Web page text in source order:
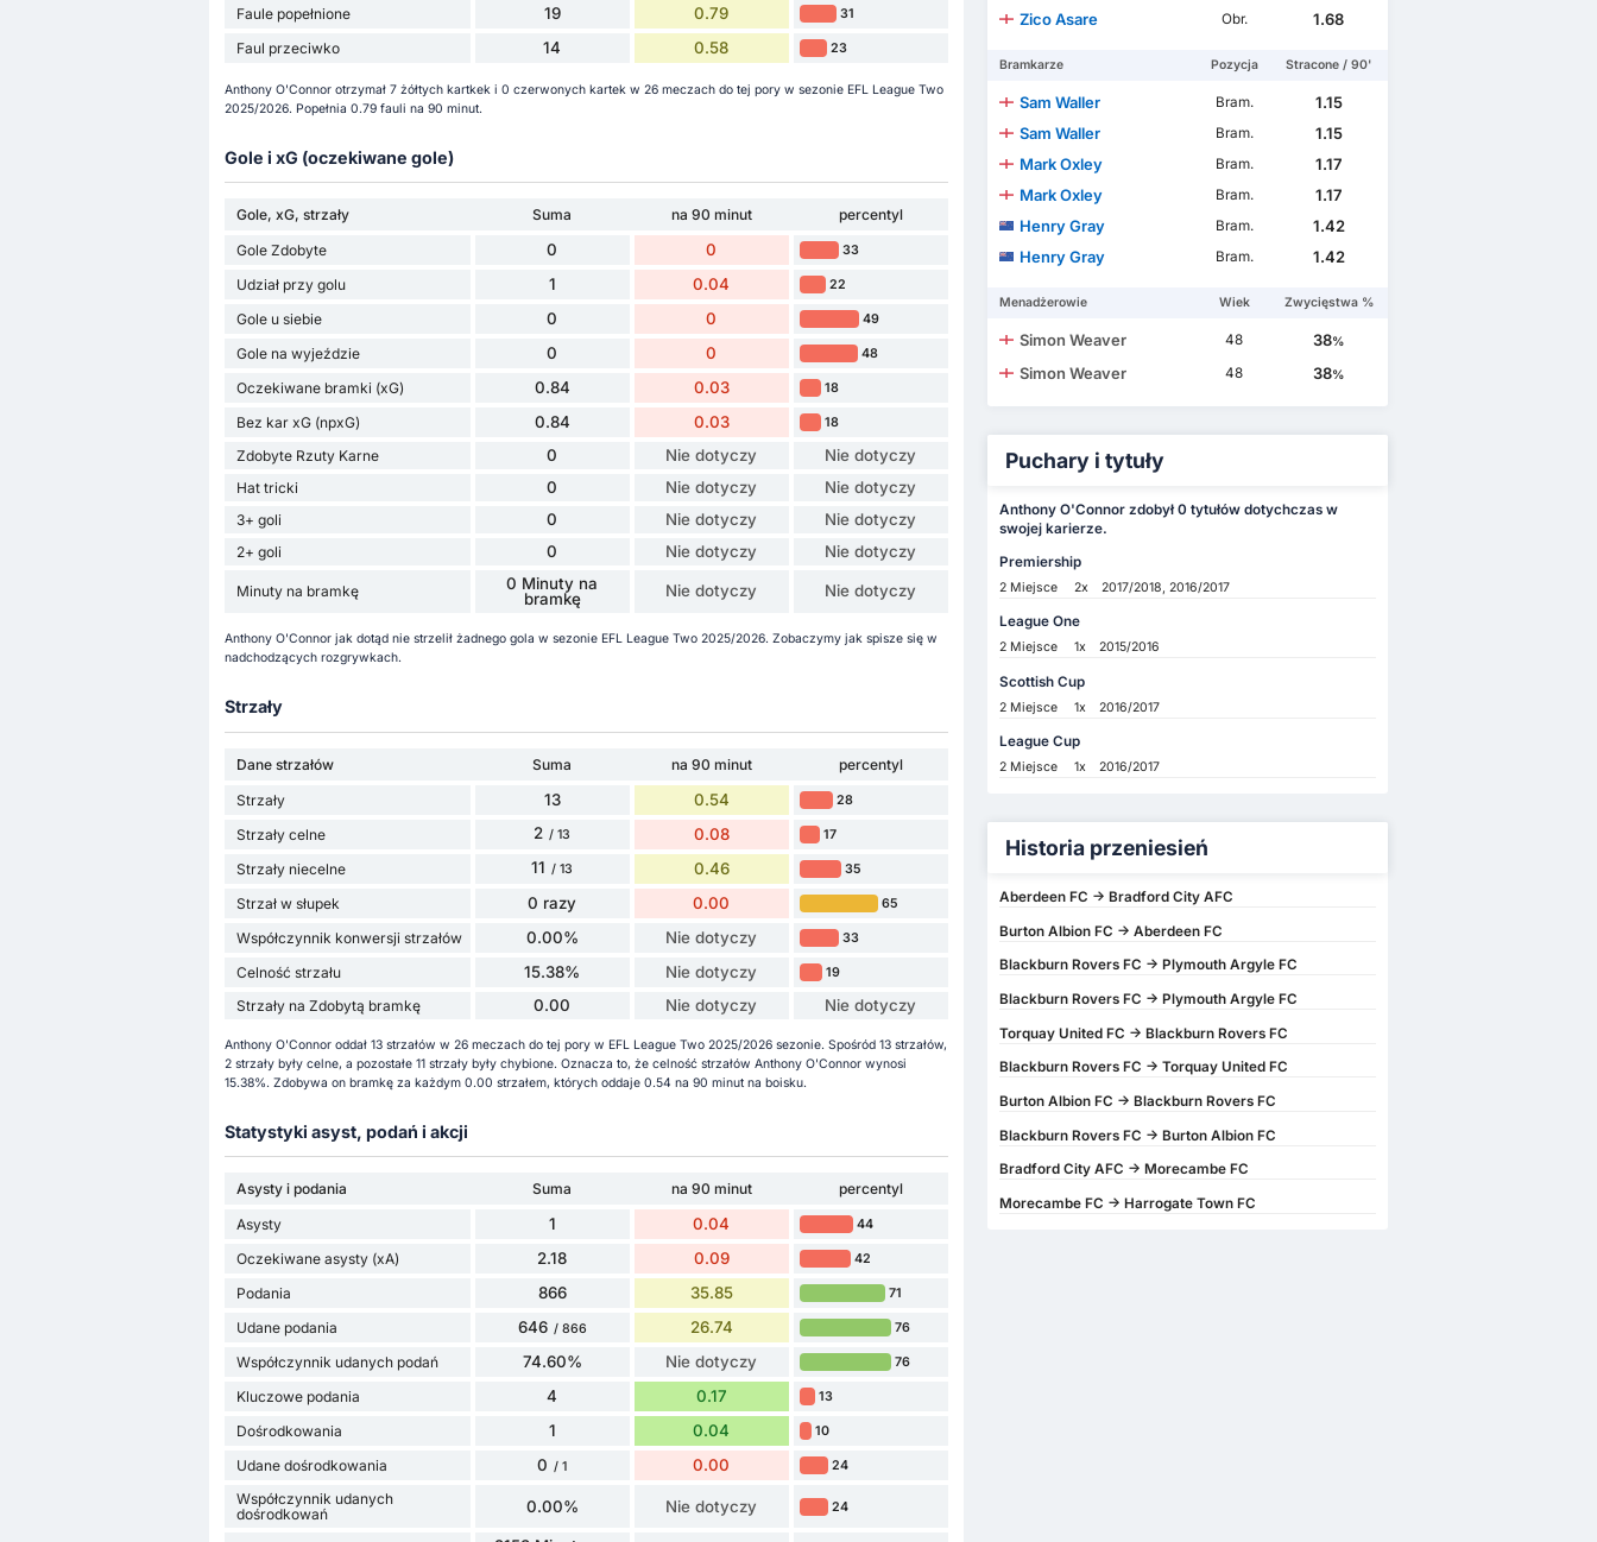
Faule popełnione 19 0.79 31
Faul przeciwko 14 0.58 23
Anthony O'Connor otrzymał 7 żółtych kartkek i 0 czerwonych kartek w 26 meczach do tej pory w sezonie EFL League Two
2025/2026. Popełnia 0.79 fauli na 90 minut.
Gole i xG (oczekiwane gole)
Gole, xG, strzały Suma na 90 minut
percentyl
Gole Zdobyte
0 0 33
Udział przy golu 1 0.04 22
Gole u siebie 0 0 49
Gole na wyjeździe 0 0 48
Oczekiwane bramki (xG) 0.84 0.03 18
Bez kar xG (npxG) 0.84 0.03 18
Zdobyte Rzuty Karne 0 Nie dotyczy Nie dotyczy
Hat tricki 0 Nie dotyczy Nie dotyczy
3+ goli 0 Nie dotyczy Nie dotyczy
2+ goli 0 Nie dotyczy Nie dotyczy
Minuty na bramkę
0 Minuty na
bramkę
Nie dotyczy Nie dotyczy
Anthony O'Connor jak dotąd nie strzelił żadnego gola w sezonie EFL League Two 2025/2026. Zobaczymy jak spisze się w
nadchodzących rozgrywkach.
Strzały
Dane strzałów Suma na 90 minut
percentyl
Strzały
13 0.54 28
Strzały celne 2 / 13 0.08 17
Strzały niecelne 11 / 13 0.46 35
Strzał w słupek 0 razy 0.00 65
Współczynnik konwersji strzałów 0.00% Nie dotyczy 33
Celność strzału 15.38% Nie dotyczy 19
Strzały na Zdobytą bramkę 0.00 Nie dotyczy Nie dotyczy
Anthony O'Connor oddał 13 strzałów w 26 meczach do tej pory w EFL League Two 2025/2026 sezonie. Spośród 13 strzałów,
2 strzały były celne, a pozostałe 11 strzały były chybione. Oznacza to, że celność strzałów Anthony O'Connor wynosi
15.38%. Zdobywa on bramkę za każdym 0.00 strzałem, których oddaje 0.54 na 90 minut na boisku.
Statystyki asyst, podań i akcji
Asysty i podania Suma na 90 minut
percentyl
Asysty
1 0.04 44
Oczekiwane asysty (xA) 2.18 0.09 42
Podania 866 35.85 71
Udane podania 646 / 866 26.74 76
Współczynnik udanych podań 74.60% Nie dotyczy 76
Kluczowe podania 4 0.17 13
Dośrodkowania 1 0.04 10
Udane dośrodkowania 0 / 1 0.00 24
Współczynnik udanych
dośrodkowań
0.00% Nie dotyczy 24
Zico Asare
Obr. 1.68
Bramkarze Pozycja Stracone / 90'
Sam Waller Bram.
1.15
Sam Waller
Bram.
1.15
Mark Oxley
Bram.
1.17
Mark Oxley
Bram.
1.17
Henry Gray
Bram.
1.42
Henry Gray
Bram. 1.42
Menadżerowie Wiek Zwycięstwa %
Simon Weaver 48 38%
Simon Weaver 48 38%
Puchary i tytuły
Anthony O'Connor zdobył 0 tytułów dotychczas w
swojej karierze.
Premiership
2 Miejsce 2x 2017/2018, 2016/2017
League One
2 Miejsce 1x 2015/2016
Scottish Cup
2 Miejsce 1x 2016/2017
League Cup
2 Miejsce 1x 2016/2017
Historia przeniesień
Aberdeen FC -> Bradford City AFC
Burton Albion FC -> Aberdeen FC
Blackburn Rovers FC -> Plymouth Argyle FC
Blackburn Rovers FC -> Plymouth Argyle FC
Torquay United FC -> Blackburn Rovers FC
Blackburn Rovers FC -> Torquay United FC
Burton Albion FC -> Blackburn Rovers FC
Blackburn Rovers FC -> Burton Albion FC
Bradford City AFC -> Morecambe FC
Morecambe FC -> Harrogate Town FC